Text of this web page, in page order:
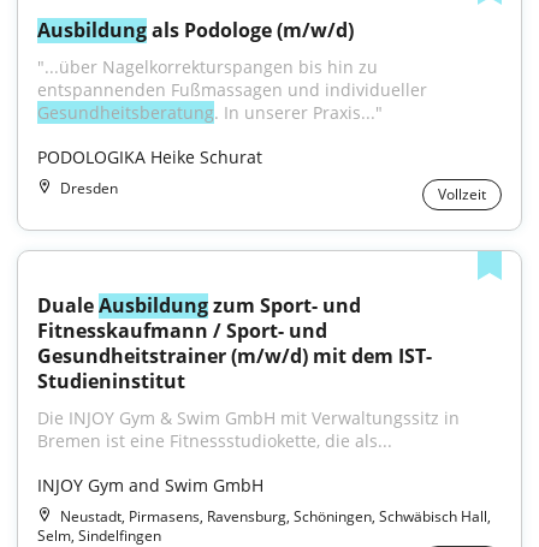
Ausbildung als Podologe (m/w/d)
"...über Nagelkorrekturspangen bis hin zu
Gesundheitsberatung. In unserer Praxis..."
PODOLOGIKA Heike Schurat
Dresden Vollzeit
Duale Ausbildung zum Sport- und
Fitnesskaufmann / Sport- und
Gesundheitstrainer (m/w/d) mit dem IST-
Studieninstitut
Die INJOY Gym & Swim GmbH mit Verwaltungssitz in
Bremen ist eine Fitnessstudiokette, die als...
INJOY Gym and Swim GmbH
Neustadt, Pirmasens, Ravensburg, Schöningen, Schwäbisch Hall,
Selm, Sindelfingen